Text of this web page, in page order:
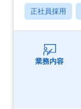
正社員採用
業務内容